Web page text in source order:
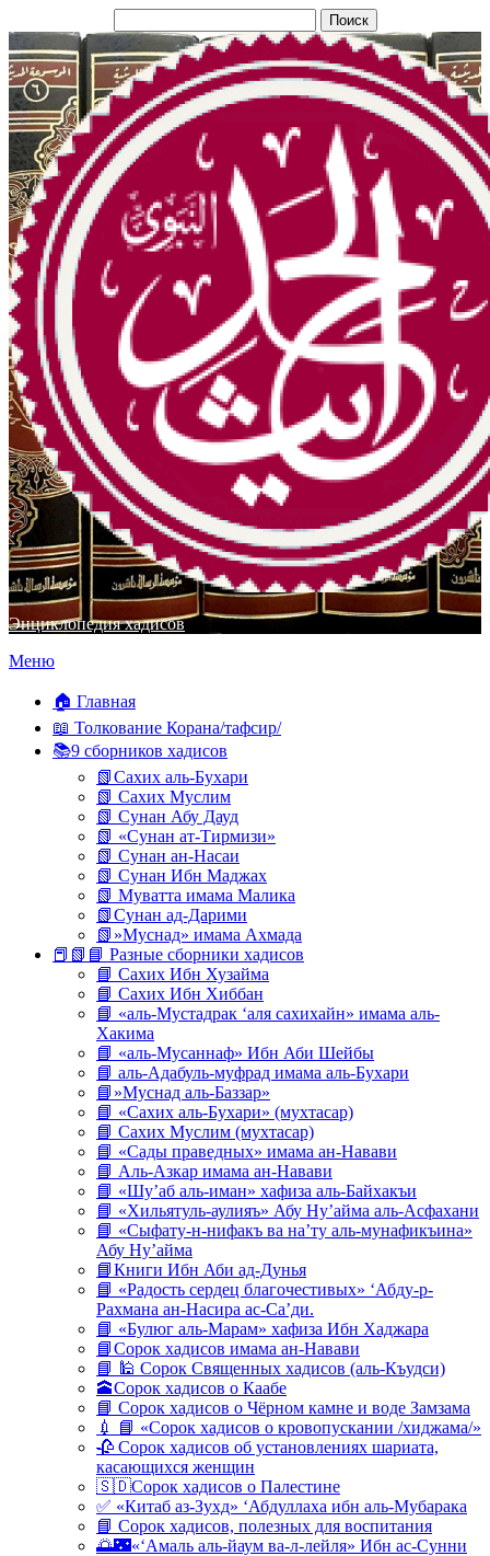
Энциклопедия хадисов
Перейти
содержимому
Меню
🏠 Главная
📖 Толкование Корана/тафсир/
📚9 сборников хадисов
📗Сахих аль-Бухари
📗 Сахих Муслим
📗 Сунан Абу Дауд
📗 «Сунан ат-Тирмизи»
📗 Сунан ан-Насаи
📗 Сунан Ибн Маджах
📗 Муватта имама Малика
📗Сунан ад-Дарими
📗»Муснад» имама Ахмада
📕📗📘 Разные сборники хадисов
📘 Сахих Ибн Хузайма
📘 Сахих Ибн Хиббан
📘 «аль-Мустадрак ‘аля сахихайн» имама аль-
Хакима
📘 «аль-Мусаннаф» Ибн Аби Шейбы
📘 аль-Адабуль-муфрад имама аль-Бухари
📘»Муснад аль-Баззар»
📘 «Сахих аль-Бухари» (мухтасар)
📘 Сахих Муслим (мухтасар)
📘 «Сады праведных» имама ан-Навави
📘 Аль-Азкар имама ан-Навави
📘 «Шу’аб аль-иман» хафиза аль-Байхакъи
📘 «Хильятуль-аулияъ» Абу Ну’айма аль-Асфахани
📘 «Сыфату-н-нифакъ ва на’ту аль-мунафикъина»
Абу Ну’айма
📘Книги Ибн Аби ад-Дунья
📘 «Радость сердец благочестивых» ‘Абду-р-
Рахмана ан-Насира ас-Са’ди.
📘 «Булюг аль-Марам» хафиза Ибн Хаджара
📘Сорок хадисов имама ан-Навави
📘 🕌 Сорок Священных хадисов (аль-Къудси)
🕋Сорок хадисов о Каабе
📘 Сорок хадисов о Чёрном камне и воде Замзама
💉 📘 «Сорок хадисов о кровопускании /хиджама/»
🥀 Сорок хадисов об установлениях шариата,
касающихся женщин
🇸🇩Сорок хадисов о Палестине
✅ «Китаб аз-Зухд» ‘Абдуллаха ибн аль-Мубарака
📘 Сорок хадисов, полезных для воспитания
🌅🌃«‘Амаль аль-йаум ва-л-лейля» Ибн ас-Сунни